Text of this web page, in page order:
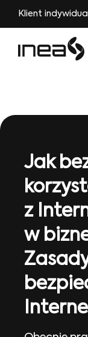
Klient
Jak
z
w